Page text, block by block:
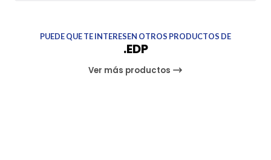
PUEDE QUE TE INTERESEN OTROS PRODUCTOS DE
.EDP
Ver más productos